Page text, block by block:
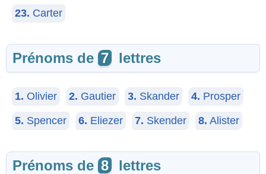
23. Carter
Prénoms de 7 lettres
1. Olivier 2. Gautier 3. Skander 4. Prosper
5. Spencer 6. Eliezer 7. Skender 8. Alister
Prénoms de 8 lettres